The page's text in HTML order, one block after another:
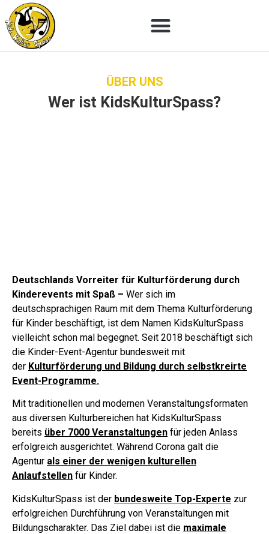
ÜBER UNS
Wer ist KidsKulturSpass?
Deutschlands Vorreiter für Kulturförderung durch
Kinderevents mit Spaß – Wer sich im
deutschsprachigen Raum mit dem Thema Kulturförderung
für Kinder beschäftigt, ist dem Namen KidsKulturSpass
vielleicht schon mal begegnet. Seit 2018 beschäftigt sich
die Kinder-Event-Agentur bundesweit mit
der Kulturförderung und Bildung durch selbstkreirte
Event-Programme.
Mit traditionellen und modernen Veranstaltungsformaten
aus diversen Kulturbereichen hat KidsKulturSpass
bereits über 7000 Veranstaltungen für jeden Anlass
erfolgreich ausgerichtet. Während Corona galt die
Agentur als einer der wenigen kulturellen
Anlaufstellen für Kinder.
KidsKulturSpass ist der bundesweite Top-Experte zur
erfolgreichen Durchführung von Veranstaltungen mit
Bildungscharakter. Das Ziel dabei ist die maximale